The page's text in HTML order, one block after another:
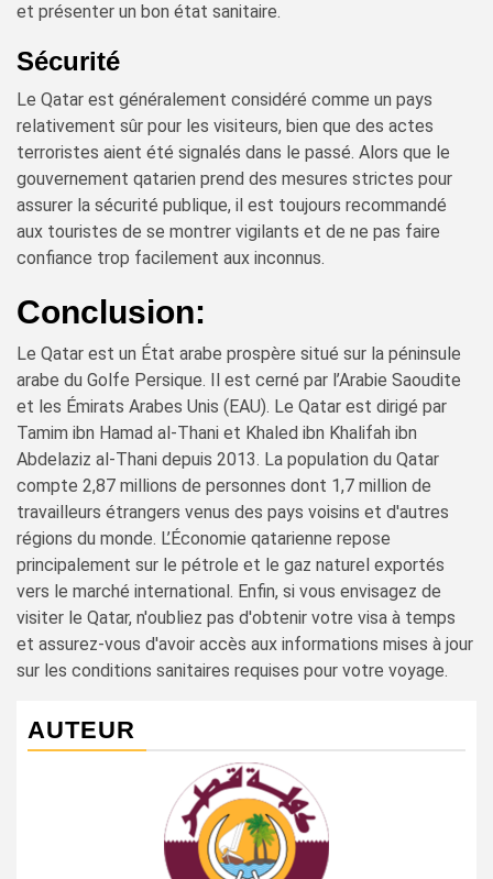
et présenter un bon état sanitaire.
Sécurité
Le Qatar est généralement considéré comme un pays
relativement sûr pour les visiteurs, bien que des actes
terroristes aient été signalés dans le passé. Alors que le
gouvernement qatarien prend des mesures strictes pour
assurer la sécurité publique, il est toujours recommandé
aux touristes de se montrer vigilants et de ne pas faire
confiance trop facilement aux inconnus.
Conclusion:
Le Qatar est un État arabe prospère situé sur la péninsule
arabe du Golfe Persique. Il est cerné par l’Arabie Saoudite
et les Émirats Arabes Unis (EAU). Le Qatar est dirigé par
Tamim ibn Hamad al-Thani et Khaled ibn Khalifah ibn
Abdelaziz al-Thani depuis 2013. La population du Qatar
compte 2,87 millions de personnes dont 1,7 million de
travailleurs étrangers venus des pays voisins et d'autres
régions du monde. L’Économie qatarienne repose
principalement sur le pétrole et le gaz naturel exportés
vers le marché international. Enfin, si vous envisagez de
visiter le Qatar, n'oubliez pas d'obtenir votre visa à temps
et assurez-vous d'avoir accès aux informations mises à jour
sur les conditions sanitaires requises pour votre voyage.
AUTEUR